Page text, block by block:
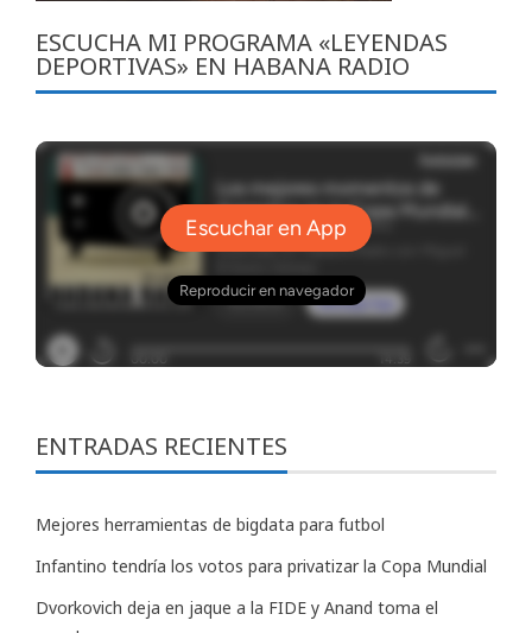
ESCUCHA MI PROGRAMA «LEYENDAS
DEPORTIVAS» EN HABANA RADIO
ENTRADAS RECIENTES
Mejores herramientas de bigdata para futbol
Infantino tendría los votos para privatizar la Copa Mundial
Dvorkovich deja en jaque a la FIDE y Anand toma el